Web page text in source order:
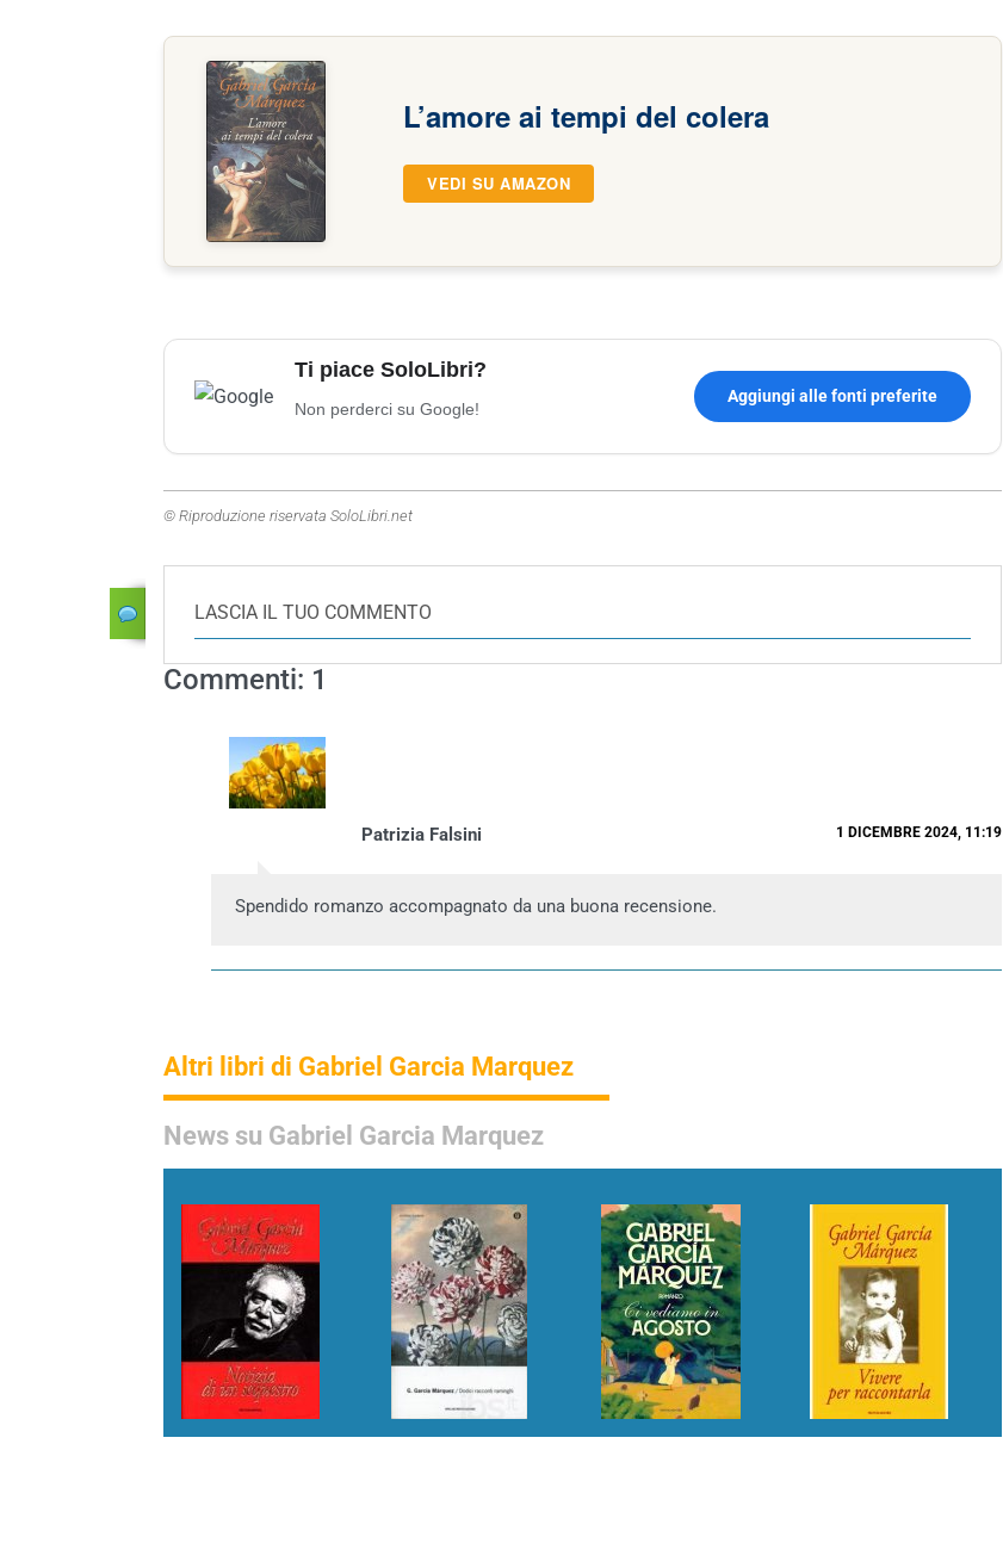
L’amore ai tempi del colera
VEDI SU AMAZON
Ti piace SoloLibri?
Non perderci su Google!
Aggiungi alle fonti preferite
© Riproduzione riservata SoloLibri.net
LASCIA IL TUO COMMENTO
Commenti: 1
Patrizia Falsini 1 DICEMBRE 2024, 11:19
Spendido romanzo accompagnato da una buona recensione.
Altri libri di Gabriel Garcia Marquez
News su Gabriel Garcia Marquez